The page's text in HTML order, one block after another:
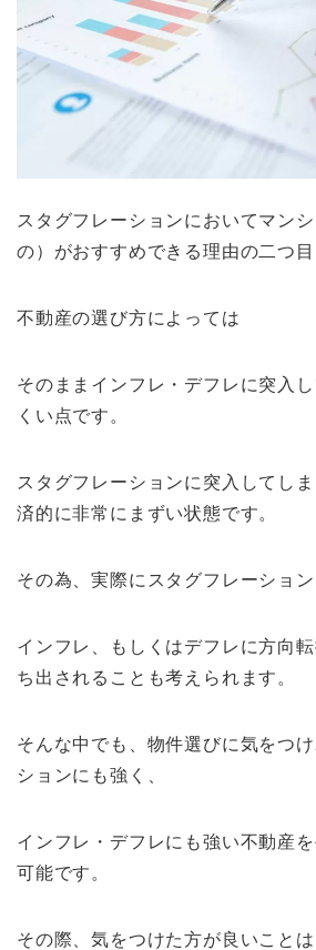
スタグフレーションにおいてマン
の）がおすすめできる理由の二つ
不動産の選び方によっては
そのままインフレ・デフレに突入
くい点です。
スタグフレーションに突入してし
済的に非常にまずい状態です。
その為、実際にスタグフレーショ
インフレ、もしくはデフレに方向
ち出されることも考えられます。
そんな中でも、物件選びに気をつ
ションにも強く、
インフレ・デフレにも強い不動産
可能です。
その際、気をつけた方が良いことは